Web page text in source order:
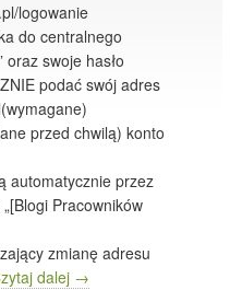
logowanie
do centralnego
oraz swoje hasło
podać swój adres
przed chwilą) konto
automatycznie przez
Pracowników
zmianę adresu
dalej →